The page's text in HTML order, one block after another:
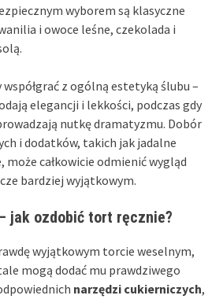
wyborem są klasyczne
i owoce leśne, czekolada i
z ogólną estetyką ślubu –
elegancji i lekkości, podczas gdy
nutkę dramatyzmu. Dobór
i dodatków, takich jak jadalne
może całkowicie odmienić wygląd
bardziej wyjątkowym.
jak ozdobić tort ręcznie?
wyjątkowym torcie weselnym,
mogą dodać mu prawdziwego
narzędzi cukierniczych,